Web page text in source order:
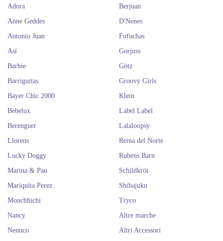
Adora
Anne Geddes
Antonio Juan
Así
Barbie
Barriguitas
Bayer Chic 2000
Bebelux
Berenguer
Berjuan
D'Nenes
Fofuchas
Gorjuss
Götz
Groovy Girls
Klein
Label Label
Lalaloopsy
Llorens
Lucky Doggy
Marina & Pau
Mariquita Perez
Monchhichi
Nancy
Nenuco
Reina del Norte
Rubens Barn
Schildkröt
Shibajuku
Tryco
Altre marche
Altri Accessori